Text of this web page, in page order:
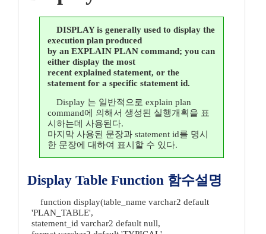
DISPLAY is generally used to display the
execution plan produced
by an EXPLAIN PLAN command; you can
either display the most
recent explained statement, or the
statement for a specific statement id.
Display 는 일반적으로 explain plan
command에 의해서 생성된 실행개획을 표
시하는데 사용된다.
마지막 사용된 문장과 statement id를 명시
한 문장에 대하여 표시할 수 있다.
Display Table Function 함수설명
function display(table_name varchar2 default
'PLAN_TABLE',
statement_id varchar2 default null,